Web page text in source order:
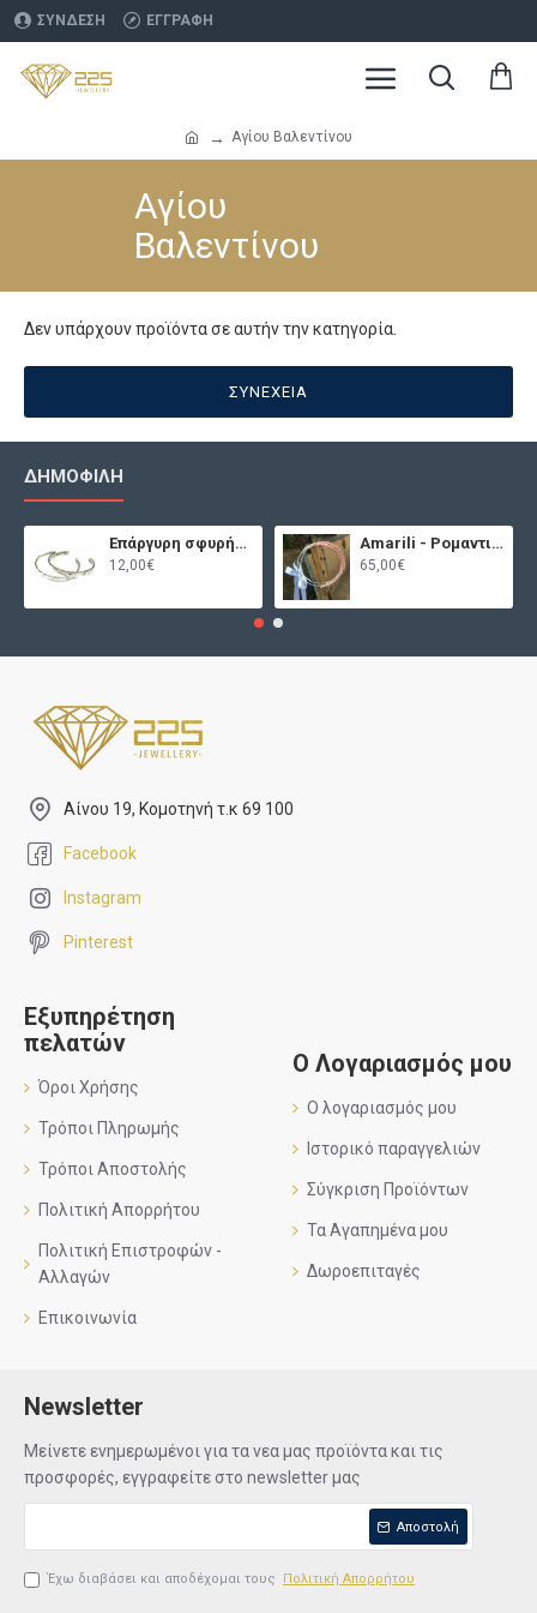
ΣΎΝΔΕΣΗ ΕΓΓΡΑΦΉ
Αγίου Βαλεντίνου
Αγίου
Βαλεντίνου
Δεν υπάρχουν προϊόντα σε αυτήν την κατηγορία.
ΣΥΝΈΧΕΙΑ
ΔΗΜΟΦΙΛΉ
Επάργυρη σφυρήλατη χειροπέδα
12,00€
Amarili - Ρομαντικά στέφανα γάμου
65,00€
Αίνου 19, Κομοτηνή τ.κ 69 100
Facebook
Instagram
Pinterest
Εξυπηρέτηση
πελατών
Όροι Χρήσης
Τρόποι Πληρωμής
Τρόποι Αποστολής
Πολιτική Απορρήτου
Πολιτική Επιστροφών -
Αλλαγών
Επικοινωνία
Ο Λογαριασμός μου
Ο λογαριασμός μου
Ιστορικό παραγγελιών
Σύγκριση Προϊόντων
Τα Αγαπημένα μου
Δωροεπιταγές
Newsletter
Μείνετε ενημερωμένοι για τα νεα μας προϊόντα και τις
προσφορές, εγγραφείτε στο newsletter μας
Αποστολή
Έχω διαβάσει και αποδέχομαι τους Πολιτική Απορρήτου